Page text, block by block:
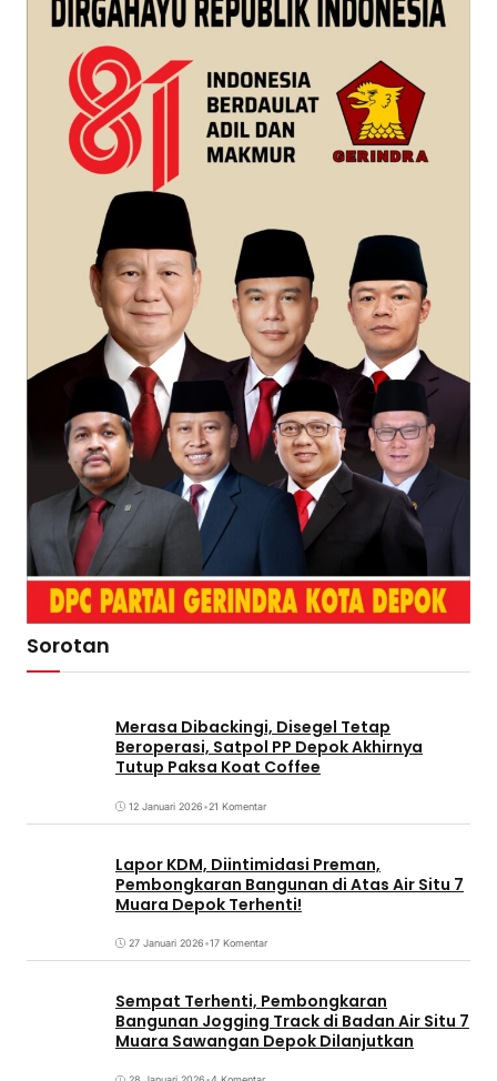
Sorotan
Merasa Dibackingi, Disegel Tetap
Beroperasi, Satpol PP Depok Akhirnya
Tutup Paksa Koat Coffee
12 Januari 2026•21 Komentar
Lapor KDM, Diintimidasi Preman,
Pembongkaran Bangunan di Atas Air Situ 7
Muara Depok Terhenti!
27 Januari 2026•17 Komentar
Sempat Terhenti, Pembongkaran
Bangunan Jogging Track di Badan Air Situ 7
Muara Sawangan Depok Dilanjutkan